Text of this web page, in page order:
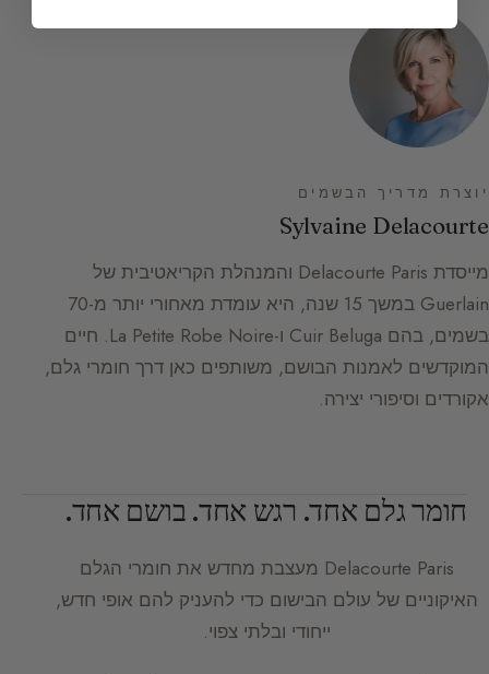
יוצרת מדריך הבשמים
Sylvaine Delacourte
מייסדת Delacourte Paris והמנהלת הקריאטיבית של
Guerlain במשך 15 שנה, היא עומדת מאחורי יותר מ-70
בשמים, בהם Cuir Beluga ו-La Petite Robe Noire. חיים
המוקדשים לאמנות הבושם, משותפים כאן דרך חומרי גלם,
אקורדים וסיפורי יצירה.
חומר גלם אחד. רגש אחד. בושם אחד.
Delacourte Paris מעצבת מחדש את חומרי הגלם
האיקוניים של עולם הבישום כדי להעניק להם אופי חדש,
ייחודי ובלתי צפוי.